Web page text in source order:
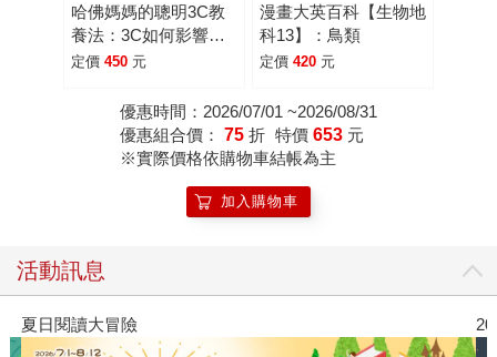
哈佛媽媽的聰明3C教
養法：3C如何影響
0~25歲成長荷爾蒙？
定價 450 元
漫畫大英百科【生物地
科13】：鳥類
定價 420 元
優惠時間：2026/07/01 ~2026/08/31
優惠組合價： 75 折 特價 653 元
※實際價格依購物車結帳為主
加入購物車
活動訊息
2026年8月金石堂強力推薦